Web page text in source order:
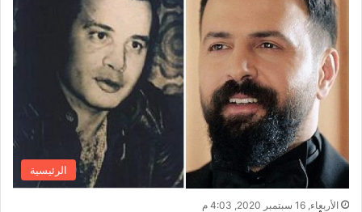
الرئيسية
الأربعاء, 16 سبتمبر 2020, 4:03 م